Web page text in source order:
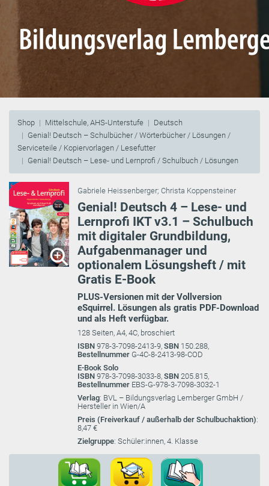
Shop Mittelschule, AHS-Unterstufe
Deutsch
Genial! Deutsch – Schulbücher / Wörterbücher / Lösungen /
Serviceteile / Kopiervorlagen / Lesefutter
Genial! Deutsch – Lese- und Lernprofi / Schulbuch / Lösungen
Gabriele Heissenberger; Christa Koppensteiner
Genial! Deutsch 4 – Lese- und
Lernprofi IKT v3.1 – Schulbuch
mit digitaler Grundbildung,
Aufgabenmanager und
optionalem Lösungsheft / mit
Gratis E-Book
PLUS-Versionen mit der Vollversion
eSquirrel. Lösungen als gratis PDF-Download
und als Heft verfügbar.
128 Seiten, A4, 4C, broschiert
ISBN 978-3-7098-2413-9, SBN 150.288,
Bestellnummer G-4C-8-2413-98-COD
E-Book Solo
ISBN 978-3-7098-3033-8, SBN 205.815,
Bestellnummer EBS-G-978-3-7098-3032-1
Verlag: BVL – Bildungsverlag Lemberger GmbH /
Hersteller in Wien/A
Preis (Freiverkauf / außerhalb der Schulbuchaktion):
8,47 €
Zielgruppe: Schüler:innen, 4. Klasse